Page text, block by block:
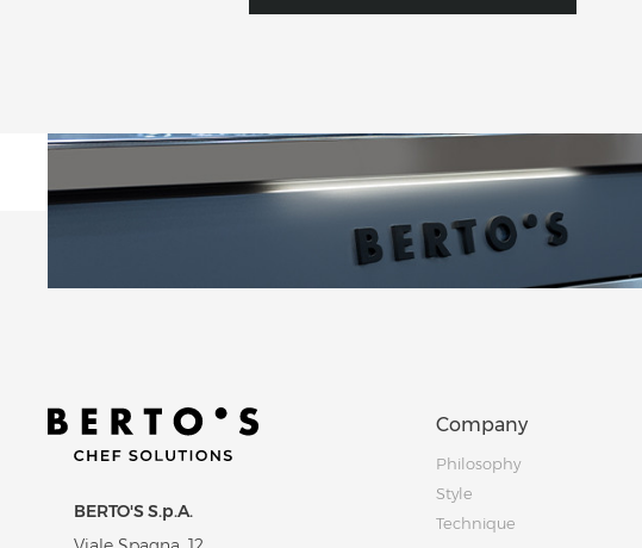
BERTO'S S.p.A.
Company
Philosophy
Style
Technique